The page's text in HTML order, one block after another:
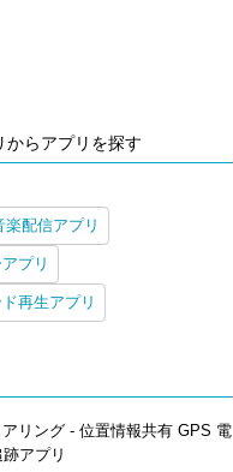
からアプリを探す
楽配信アプリ
プリ
再生アプリ
リング - 位置情報共有 GPS 電
アプリ